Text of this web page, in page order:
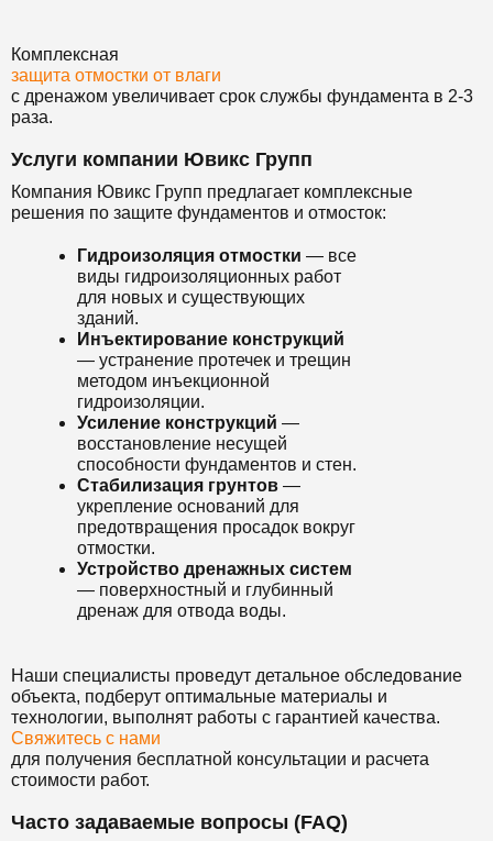
Комплексная
защита отмостки от влаги
с дренажом увеличивает срок службы фундамента в 2-3
раза.
Услуги компании Ювикс Групп
Компания Ювикс Групп предлагает комплексные
решения по защите фундаментов и отмосток:
Гидроизоляция отмостки — все
виды гидроизоляционных работ
для новых и существующих
зданий.
Инъектирование конструкций
— устранение протечек и трещин
методом инъекционной
гидроизоляции.
Усиление конструкций —
восстановление несущей
способности фундаментов и стен.
Стабилизация грунтов —
укрепление оснований для
предотвращения просадок вокруг
отмостки.
Устройство дренажных систем
— поверхностный и глубинный
дренаж для отвода воды.
Наши специалисты проведут детальное обследование
объекта, подберут оптимальные материалы и
технологии, выполнят работы с гарантией качества.
Свяжитесь с нами
для получения бесплатной консультации и расчета
стоимости работ.
Часто задаваемые вопросы (FAQ)